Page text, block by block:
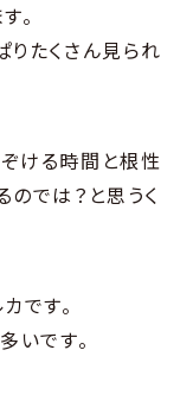
。
たくさん見られ
ける時間と根性
では？と思うく
です。
いです。